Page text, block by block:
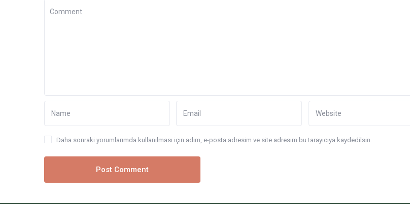
Daha sonraki yorumlarımda kullanılması için adım, e-posta adresim ve site adresim bu tarayıcıya kaydedilsin.